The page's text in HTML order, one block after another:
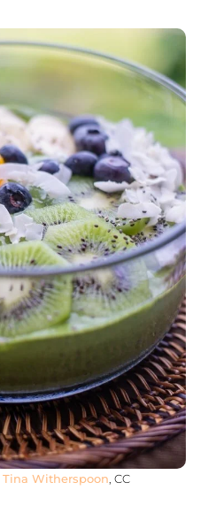
Tina Witherspoon , CC